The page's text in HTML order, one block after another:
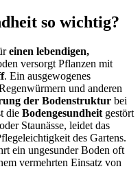
so wichtig?
einen lebendigen,
versorgt Pflanzen mit
. Ein ausgewogenes
und anderen
der Bodenstruktur bei
die Bodengesundheit gestört
Staunässe, leidet das
des Gartens.
ein ungesunder Boden oft
vermehrten Einsatz von